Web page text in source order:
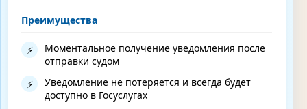
Преимущества
⚡
Моментальное получение уведомления после
отправки судом
⚡
Уведомление не потеряется и всегда будет
доступно в Госуслугах